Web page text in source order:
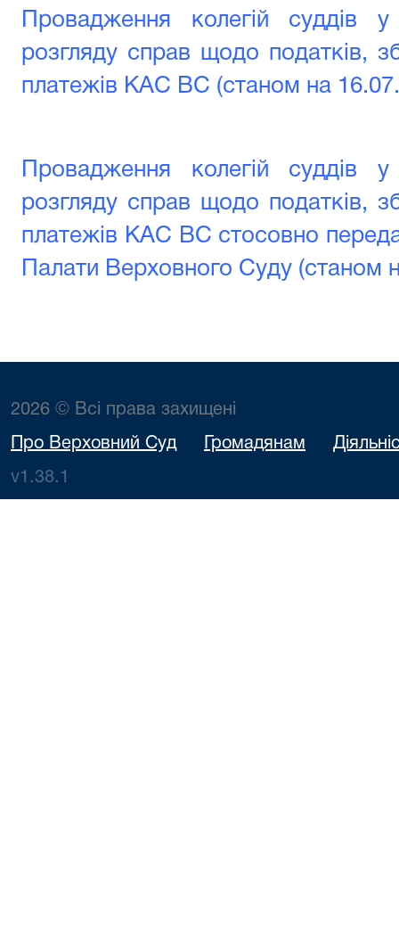
Провадження колегій суддів
розгляду справ щодо податків,
платежів КАС ВС (станом на
Провадження колегій суддів
розгляду справ щодо податків,
платежів КАС ВС стосовно
Палати Верховного Суду (станом
2026 © Всі права захищені
Про Верховний Суд Громадянам
v1.38.1